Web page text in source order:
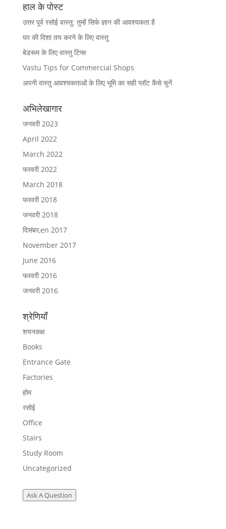
हाल के पोस्ट
उत्तर पूर्व रसोई वास्तु: तुम्हें सिर्फ ज्ञान की आवश्यकता है
घर की दिशा तय करने के लिए वास्तु
बेडरूम के लिए वास्तु टिप्स
Vastu Tips for Commercial Shops
अपनी वास्तु आवश्यकताओं के लिए भूमि का सही प्लॉट कैसे चुनें
अभिलेखागार
जनवरी 2023
April 2022
March 2022
फरवरी 2022
March 2018
फरवरी 2018
जनवरी 2018
दिसंबर,en 2017
November 2017
June 2016
फरवरी 2016
जनवरी 2016
श्रेणियाँ
शयनकक्ष
Books
Entrance Gate
Factories
होम
रसोई
Office
Stairs
Study Room
Uncategorized
Ask A Question